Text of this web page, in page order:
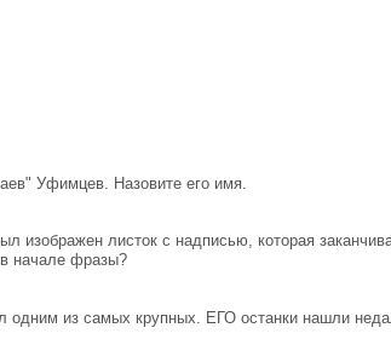
Уфимцев. Назовите его имя.
изображен листок с надписью, которая
начале фразы?
одним из самых крупных. ЕГО останки нашли